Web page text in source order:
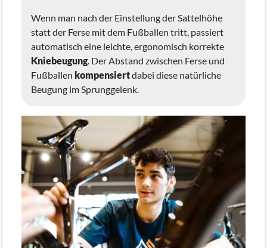
Wenn man nach der Einstellung der Sattelhöhe
statt der Ferse mit dem Fußballen tritt, passiert
automatisch eine leichte, ergonomisch korrekte
Kniebeugung. Der Abstand zwischen Ferse und
Fußballen kompensiertdabei diese natürliche
Beugung im Sprunggelenk.